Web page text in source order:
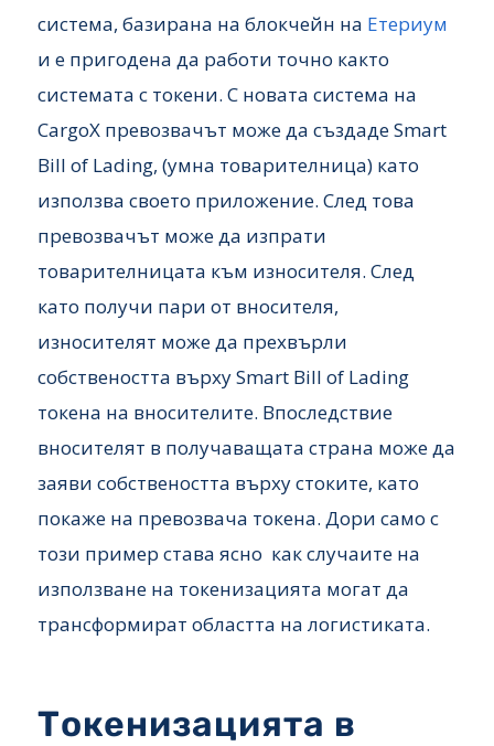
система, базирана на блокчейн на Етериум
и е пригодена да работи точно както
системата с токени. С новата система на
CargoX превозвачът може да създаде Smart
Bill of Lading, (умна товарителница) като
използва своето приложение. След това
превозвачът може да изпрати
товарителницата към износителя. След
като получи пари от вносителя,
износителят може да прехвърли
собствеността върху Smart Bill of Lading
токена на вносителите. Впоследствие
вносителят в получаващата страна може да
заяви собствеността върху стоките, като
покаже на превозвача токена. Дори само с
този пример става ясно как случаите на
използване на токенизацията могат да
трансформират областта на логистиката.
Токенизацията в